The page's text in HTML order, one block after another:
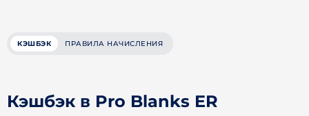
КЭШБЭК ПРАВИЛА НАЧИСЛЕНИЯ
Кэшбэк в Pro Blanks ER